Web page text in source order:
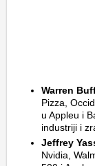
Warren
Pizza,
u Appleu i
industriji i
Jeffrey
Nvidia,